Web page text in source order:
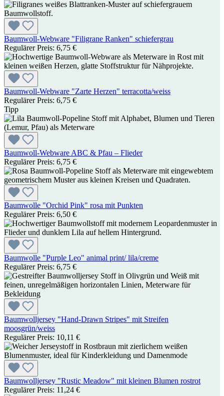
Baumwoll-Webware "Filigrane Ranken" schiefergrau
Regulärer Preis: 6,75 €
Baumwoll-Webware "Zarte Herzen" terracotta/weiss
Regulärer Preis: 6,75 €
Tipp
Baumwoll-Webware ABC & Pfau – Flieder
Regulärer Preis: 6,75 €
Baumwolle "Orchid Pink" rosa mit Punkten
Regulärer Preis: 6,50 €
Baumwolle "Purple Leo" animal print/ lila/creme
Regulärer Preis: 6,75 €
Baumwolljersey "Hand-Drawn Stripes" mit Streifen
moosgrün/weiss
Regulärer Preis: 10,11 €
Baumwolljersey "Rustic Meadow" mit kleinen Blumen rostrot
Regulärer Preis: 11,24 €